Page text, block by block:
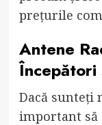
prețurile
Antene
Începători
Dacă sunteți
important să